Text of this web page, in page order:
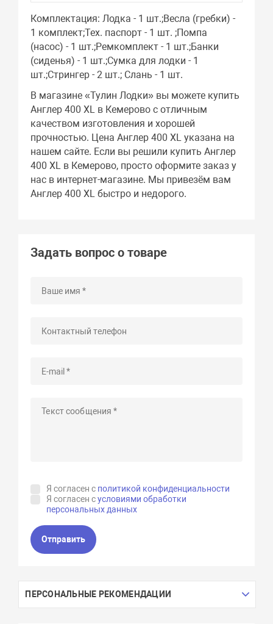
Комплектация: Лодка - 1 шт.;Весла (гребки) -
1 комплект;Тех. паспорт - 1 шт. ;Помпа
(насос) - 1 шт.;Ремкомплект - 1 шт.;Банки
(сиденья) - 1 шт.;Сумка для лодки - 1
шт.;Стрингер - 2 шт.; Слань - 1 шт.
В магазине «Тулин Лодки» вы можете купить
Англер 400 XL в Кемерово с отличным
качеством изготовления и хорошей
прочностью. Цена Англер 400 XL указана на
нашем сайте. Если вы решили купить Англер
400 XL в Кемерово, просто оформите заказ у
нас в интернет-магазине. Мы привезём вам
Англер 400 XL быстро и недорого.
Задать вопрос о товаре
Я согласен с политикой конфиденциальности
Я согласен сусловиями обработки
персональных данных
Отправить
ПЕРСОНАЛЬНЫЕ РЕКОМЕНДАЦИИ